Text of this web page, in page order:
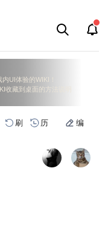
内UI体验的WIKI！
收藏到桌面的方法说明
刷 历 编